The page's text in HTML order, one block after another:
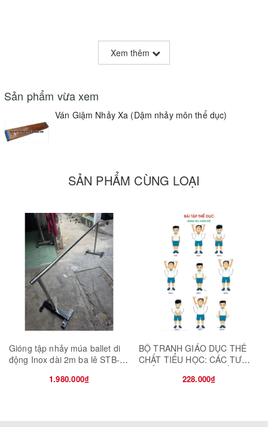
Xem thêm
Sản phẩm vừa xem
Ván Giậm Nhảy Xa (Dậm nhảy môn thể dục)
SẢN PHẨM CÙNG LOẠI
Gióng tập nhảy múa ballet di
động Inox dài 2m ba lê STB-
1.980.000₫
BỘ TRANH GIÁO DỤC THỂ
CHẤT TIỂU HỌC: CÁC TƯ
228.000₫